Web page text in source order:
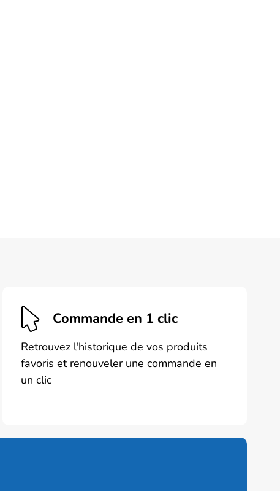
Commande en 1 clic
Retrouvez l'historique de vos produits
favoris et renouveler une commande en
un clic